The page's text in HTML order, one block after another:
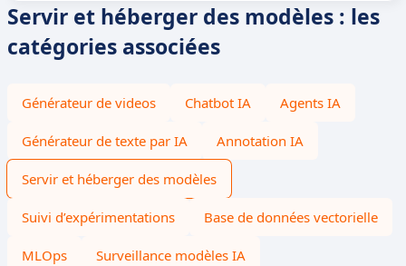
Servir et héberger des modèles : les
catégories associées
Générateur de videos Chatbot IA Agents IA
Générateur de texte par IA Annotation IA
Servir et héberger des modèles
Suivi d’expérimentations Base de données vectorielle
MLOps Surveillance modèles IA